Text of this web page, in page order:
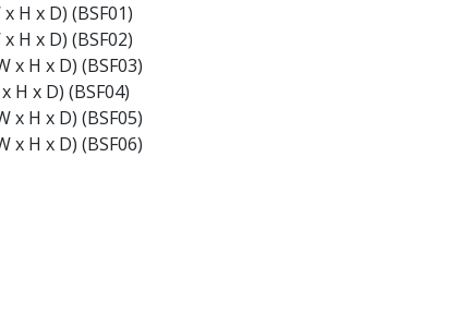
H x D) (BSF01)
H x D) (BSF02)
x H x D) (BSF03)
H x D) (BSF04)
x H x D) (BSF05)
x H x D) (BSF06)